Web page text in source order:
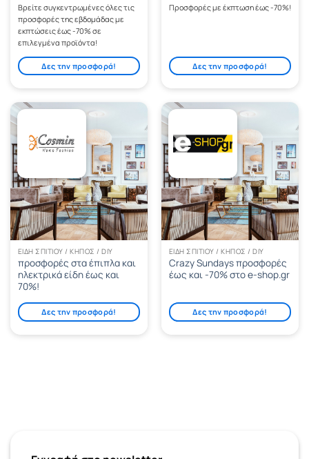
Βρείτε συγκεντρωμένες όλες τις
προσφορές της εβδομάδας με
εκπτώσεις έως -70% σε
επιλεγμένα προϊόντα!
Δες την προσφορά!
Προσφορές με έκπτωση έως -70%!
Δες την προσφορά!
ΕΊΔΗ ΣΠΙΤΙΟΎ / ΚΉΠΟΣ / DIY
προσφορές στα έπιπλα και
ηλεκτρικά είδη έως και
70%!
Δες την προσφορά!
ΕΊΔΗ ΣΠΙΤΙΟΎ / ΚΉΠΟΣ / DIY
Crazy Sundays προσφορές
έως και -70% στο e-shop.gr
Δες την προσφορά!